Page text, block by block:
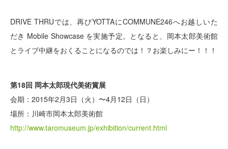
DRIVE THRUでは、再びYOTTAにCOMMUNE246へお越しいた
だき Mobile Showcase を実施予定。となると、岡本太郎美術館
とライブ中継をおくることになるのでは！？お楽しみにー！！！
第18回 岡本太郎現代美術賞展
会期：2015年2月3日（火）〜4月12日（日）
場所：川崎市岡本太郎美術館
http://www.taromuseum.jp/exhibition/current.html